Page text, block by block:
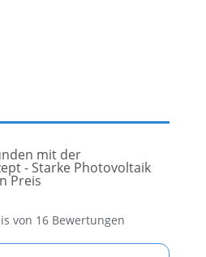
mit der
- Starke Photovoltaik
Preis
von 16 Bewertungen